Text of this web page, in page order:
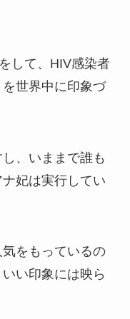
して、HIV感染者
世界中に印象づ
、いままで誰も
妃は実行してい
をもっているの
い印象には映ら